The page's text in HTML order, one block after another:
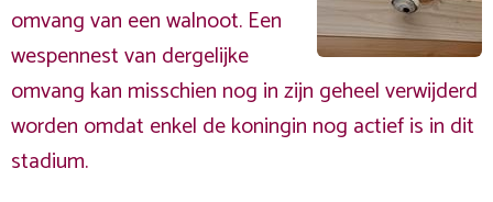
omvang van een walnoot. Een
wespennest van dergelijke
omvang kan misschien nog in zijn geheel verwijderd
worden omdat enkel de koningin nog actief is in dit
stadium.